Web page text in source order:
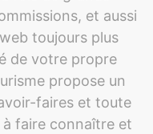
et aussi
toujours plus
de votre propre
propose un
faires et toute
faire connaître et